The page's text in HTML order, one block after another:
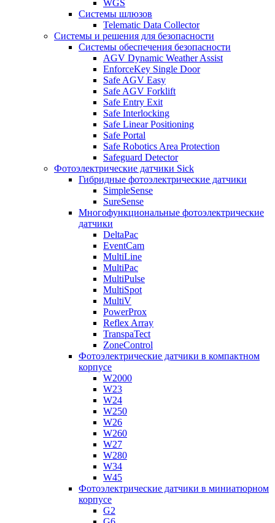
WGS
Системы шлюзов
Telematic Data Collector
Системы и решения для безопасности
Системы обеспечения безопасности
AGV Dynamic Weather Assist
EnforceKey Single Door
Safe AGV Easy
Safe AGV Forklift
Safe Entry Exit
Safe Interlocking
Safe Linear Positioning
Safe Portal
Safe Robotics Area Protection
Safeguard Detector
Фотоэлектрические датчики Sick
Гибридные фотоэлектрические датчики
SimpleSense
SureSense
Многофункциональные фотоэлектрические
датчики
DeltaPac
EventCam
MultiLine
MultiPac
MultiPulse
MultiSpot
MultiV
PowerProx
Reflex Array
TranspaTect
ZoneControl
Фотоэлектрические датчики в компактном
корпусе
W2000
W23
W24
W250
W26
W260
W27
W280
W34
W45
Фотоэлектрические датчики в миниатюрном
корпусе
G2